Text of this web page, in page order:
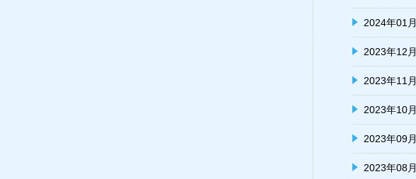
2024年01月
2023年12月
2023年11月
2023年10月
2023年09月
2023年08月